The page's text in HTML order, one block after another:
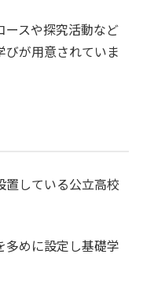
ースや探究活動など
が用意されていま
置している公立高校
多めに設定し基礎学